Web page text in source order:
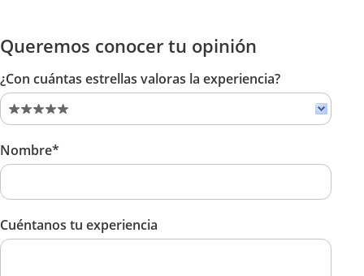
Queremos conocer tu opinión
¿Con cuántas estrellas valoras la experiencia?
Nombre*
Cuéntanos tu experiencia